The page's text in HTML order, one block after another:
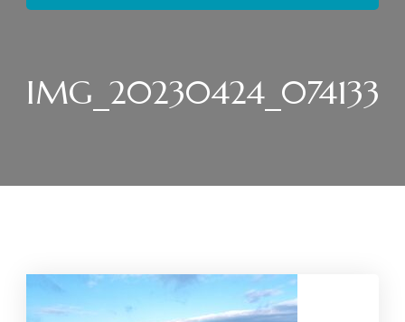
IMG_20230424_074133